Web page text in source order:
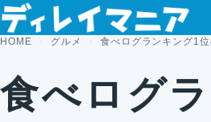
コンテンツへスキップ
HOME グルメ 食べログランキング1
食べログ